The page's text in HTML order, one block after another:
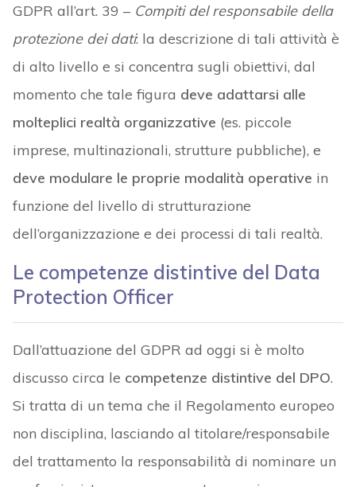
GDPR all’art. 39 – Compiti del responsabile della
protezione dei dati: la descrizione di tali attività è
di alto livello e si concentra sugli obiettivi, dal
momento che tale figura deve adattarsi alle
molteplici realtà organizzative (es. piccole
imprese, multinazionali, strutture pubbliche), e
deve modulare le proprie modalità operative in
funzione del livello di strutturazione
dell’organizzazione e dei processi di tali realtà.
Le competenze distintive del Data
Protection Officer
Dall’attuazione del GDPR ad oggi si è molto
discusso circa le competenze distintive del DPO.
Si tratta di un tema che il Regolamento europeo
non disciplina, lasciando al titolare/responsabile
del trattamento la responsabilità di nominare un